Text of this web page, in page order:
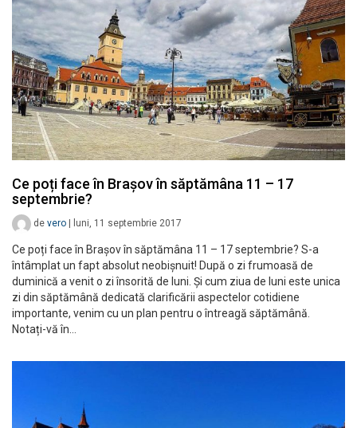
Ce poți face în Brașov în săptămâna 11 – 17
septembrie?
de vero luni, 11 septembrie 2017
Ce poți face în Brașov în săptămâna 11 – 17 septembrie? S-a
întâmplat un fapt absolut neobișnuit! După o zi frumoasă de
duminică a venit o zi însorită de luni. Și cum ziua de luni este unica
zi din săptămână dedicată clarificării aspectelor cotidiene
importante, venim cu un plan pentru o întreagă săptămână.
Notați-vă în…